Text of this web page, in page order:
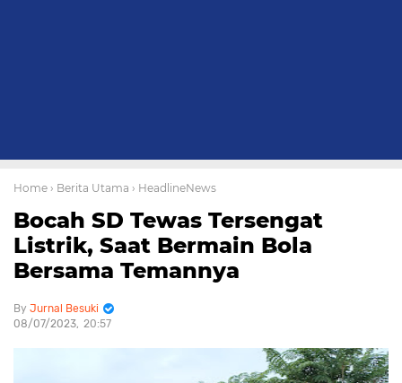
Home › Berita Utama › HeadlineNews
Bocah SD Tewas Tersengat
Listrik, Saat Bermain Bola
Bersama Temannya
Jurnal Besuki
08/07/2023 20:57